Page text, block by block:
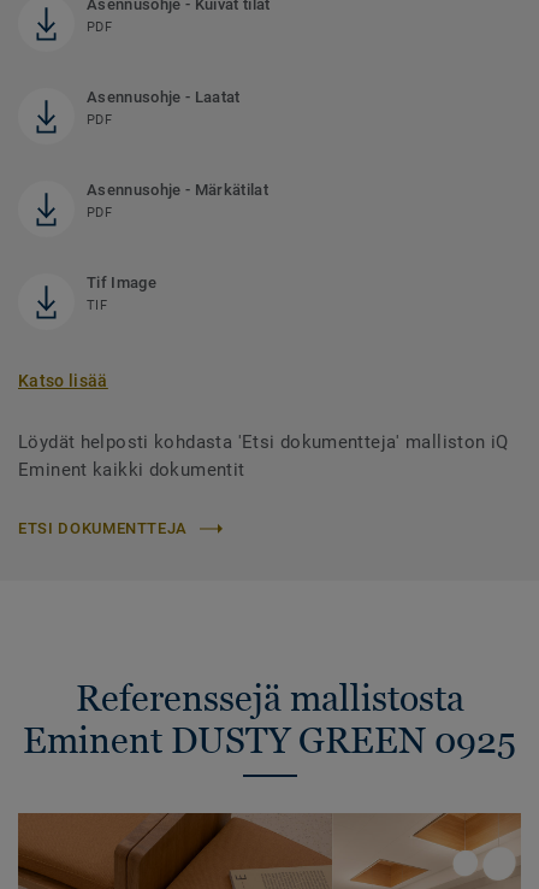
Asennusohje - Kuivat tilat
PDF
Asennusohje - Laatat
PDF
Asennusohje - Märkätilat
PDF
Tif Image
TIF
Katso lisää
Löydät helposti kohdasta 'Etsi dokumentteja' malliston iQ
Eminent kaikki dokumentit
ETSI DOKUMENTTEJA
Referenssejä mallistosta
Eminent DUSTY GREEN 0925